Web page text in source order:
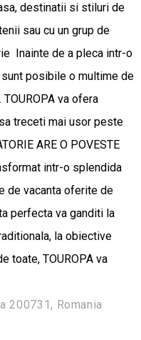
destinatii si stiluri de
sau cu un grup de
Inainte de a pleca intr-o
posibile o multime de
va ofera
treceti mai usor peste
ARE O POVESTE
intr-o splendida
de vacanta oferite de
perfecta va ganditi la
la obiective
toate, TOUROPA va
200731, Romania